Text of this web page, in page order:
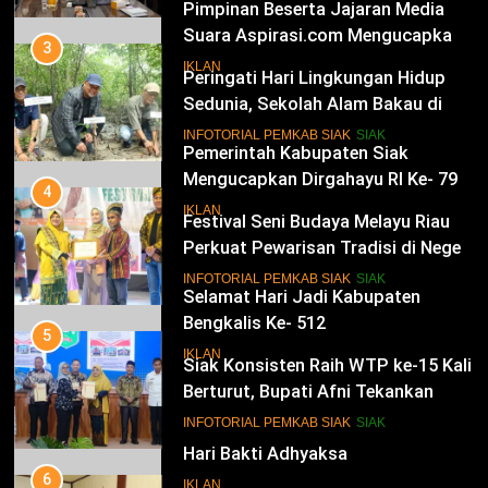
Pimpinan Beserta Jajaran Media
Suara Aspirasi.com Mengucapkan
Selamat HUT RI Ke-79
IKLAN
13
Pemerintah Kabupaten Siak
Mengucapkan Dirgahayu RI Ke- 79
IKLAN
14
Selamat Hari Jadi Kabupaten
Bengkalis Ke- 512
IKLAN
15
Hari Bakti Adhyaksa
IKLAN
3
Peringati Hari Lingkungan Hidup
Sedunia, Sekolah Alam Bakau di
Siak Cetak Generasi Penjaga
Pesisir
4
Festival Seni Budaya Melayu Riau
Perkuat Pewarisan Tradisi di Negeri
5
Siak Konsisten Raih WTP ke-15 Kali
Berturut, Bupati Afni Tekankan
Penguatan Tata Kelola Keuangan
6